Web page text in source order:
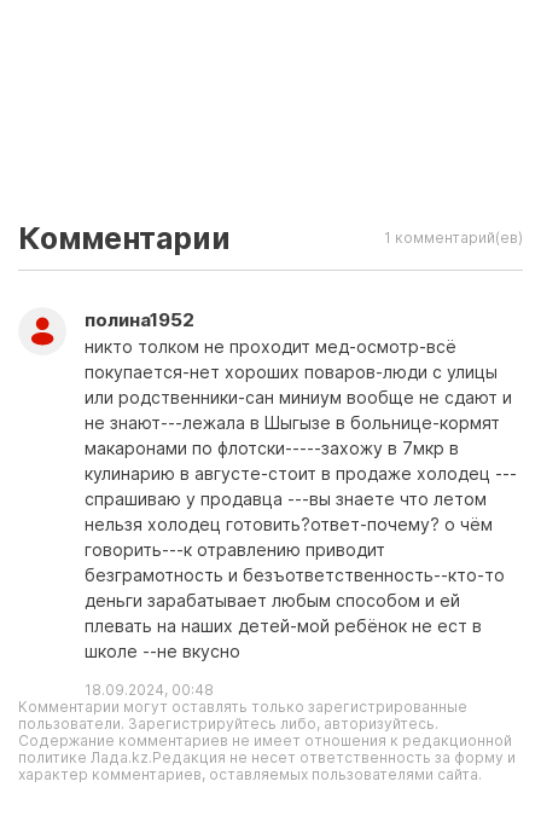
Комментарии 1 комментарий(ев)
полина1952
никто толком не проходит мед-осмотр-всё
покупается-нет хороших поваров-люди с улицы
или родственники-сан миниум вообще не сдают и
не знают---лежала в Шыгызе в больнице-кормят
макаронами по флотски-----захожу в 7мкр в
кулинарию в августе-стоит в продаже холодец ---
спрашиваю у продавца ---вы знаете что летом
нельзя холодец готовить?ответ-почему? о чём
говорить---к отравлению приводит
безграмотность и безъответственность--кто-то
деньги зарабатывает любым способом и ей
плевать на наших детей-мой ребёнок не ест в
школе --не вкусно
18.09.2024, 00:48
Комментарии могут оставлять только зарегистрированные
пользователи. Зарегистрируйтесь либо, авторизуйтесь.
Содержание комментариев не имеет отношения к редакционной
политике Лада.kz.Редакция не несет ответственность за форму и
характер комментариев, оставляемых пользователями сайта.